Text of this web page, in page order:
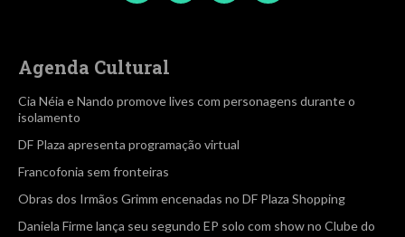
Agenda Cultural
Cia Néia e Nando promove lives com personagens durante o
isolamento
DF Plaza apresenta programação virtual
Francofonia sem fronteiras
Obras dos Irmãos Grimm encenadas no DF Plaza Shopping
Daniela Firme lança seu segundo EP solo com show no Clube do